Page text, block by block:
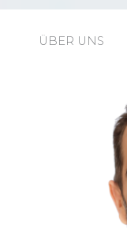
ÜBER UNS